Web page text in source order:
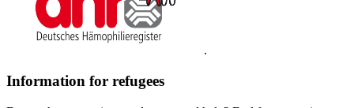
.
Information for refugees